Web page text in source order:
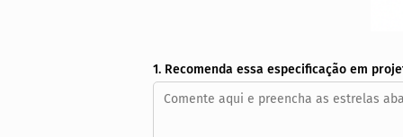
1. Recomenda essa especificação em